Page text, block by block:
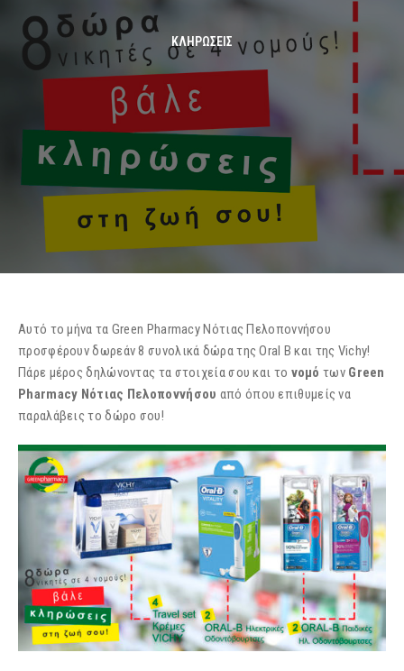
ΚΛΗΡΏΣΕΙΣ
Αυτό το μήνα τα Green Pharmacy Νότιας Πελοποννήσου
προσφέρουν δωρεάν 8 συνολικά δώρα της Oral B και της Vichy!
Πάρε μέρος δηλώνοντας τα στοιχεία σου και το νομό των Green
Pharmacy Νότιας Πελοποννήσου από όπου επιθυμείς να
παραλάβεις το δώρο σου!